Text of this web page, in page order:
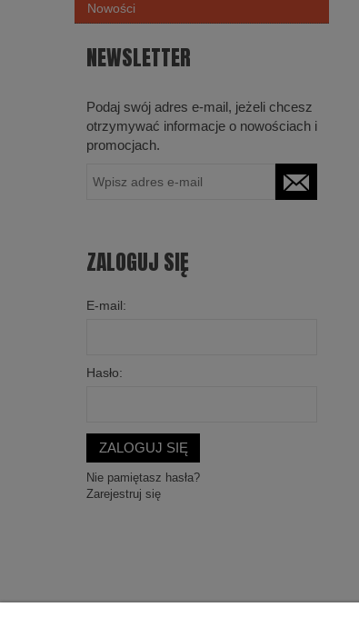
Nowości
NEWSLETTER
Podaj swój adres e-mail, jeżeli chcesz
otrzymywać informacje o nowościach i
promocjach.
ZALOGUJ SIĘ
E-mail:
Hasło:
ZALOGUJ SIĘ
Nie pamiętasz hasła?
Zarejestruj się